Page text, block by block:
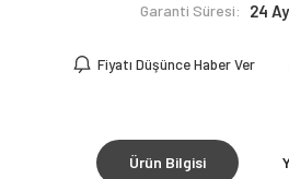
Garanti Süresi: 24
Fiyatı Düşünce Haber Ver
Ürün Bilgisi